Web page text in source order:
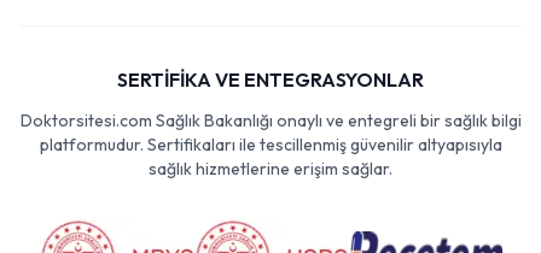
SERTİFİKA VE ENTEGRASYONLAR
Doktorsitesi.com Sağlık Bakanlığı onaylı ve entegreli bir sağlık bilgi
platformudur. Sertifikaları ile tescillenmiş güvenilir altyapısıyla
sağlık hizmetlerine erişim sağlar.